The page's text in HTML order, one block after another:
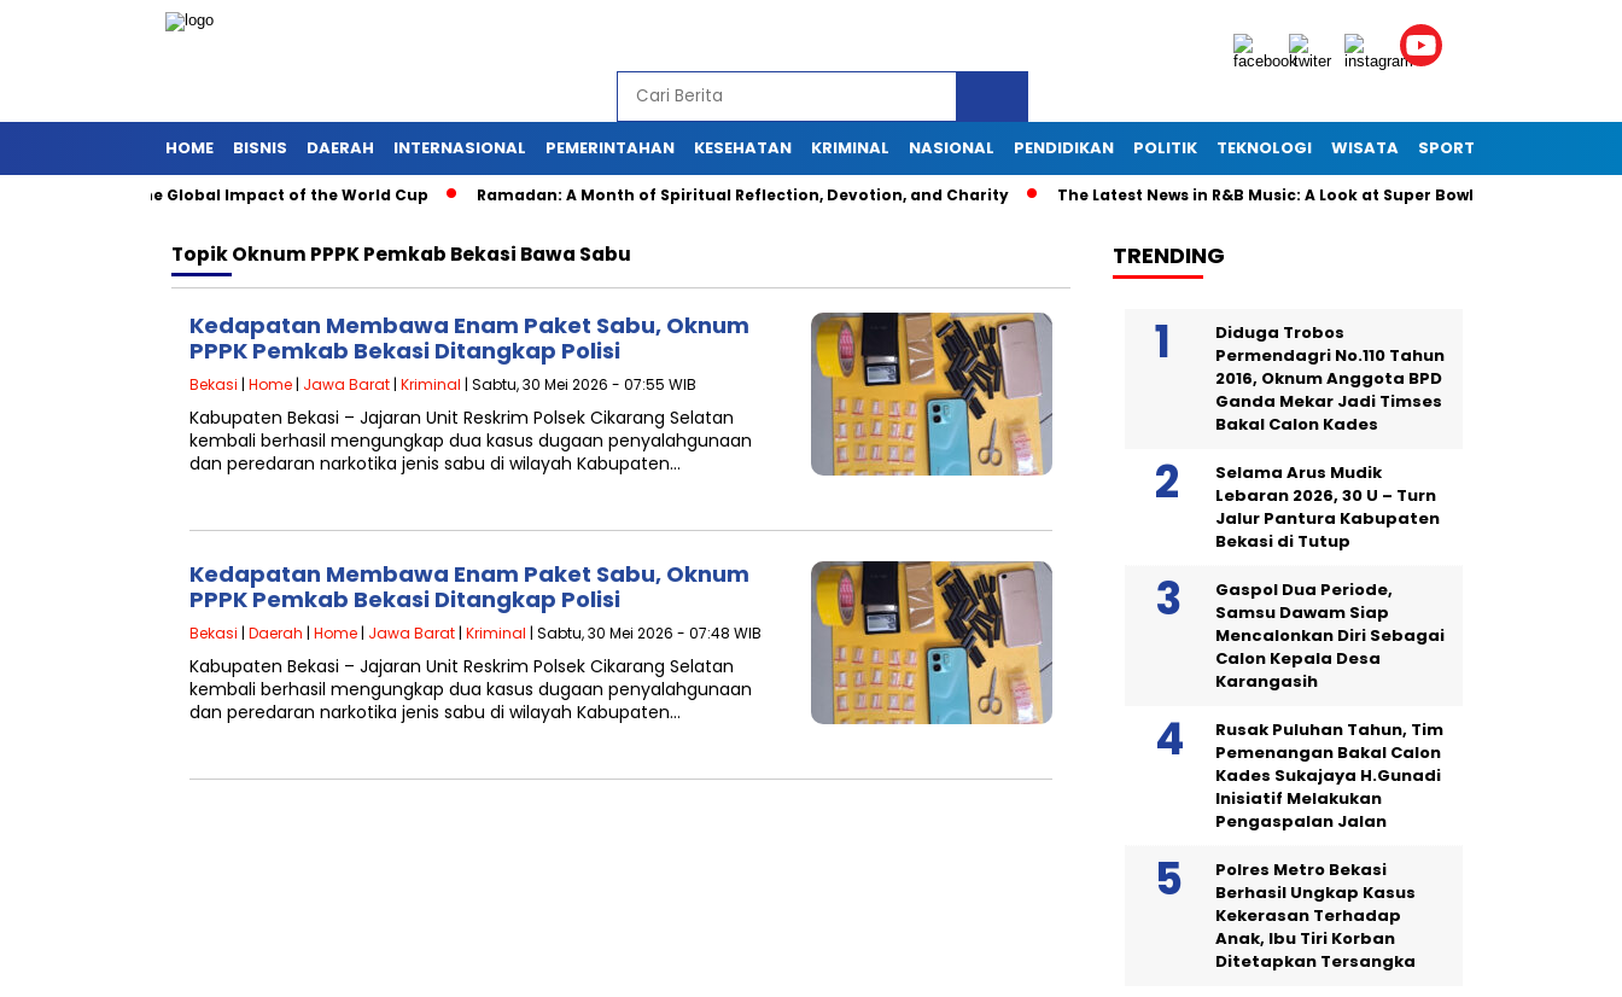
HOME BISNIS DAERAH INTERNASIONAL PEMERINTAHAN KESEHATAN KRIMINAL NASIONAL PENDIDIKAN POLITIK TEKNOLOGI WISATA SPORT
Soccer: The Global Impact of the World Cup Ramadan: A Month of Spiritual Reflection, Devotion, and Charity The Latest News in R&B Music: A Look at Super Bowl Performances,
TopikOknum PPPK Pemkab Bekasi Bawa Sabu
Kedapatan Membawa Enam Paket Sabu, Oknum
PPPK Pemkab Bekasi Ditangkap Polisi
Bekasi | Home | Jawa Barat | Kriminal | Sabtu, 30 Mei 2026 - 07:55 WIB
Kabupaten Bekasi – Jajaran Unit Reskrim Polsek Cikarang Selatan
kembali berhasil mengungkap dua kasus dugaan penyalahgunaan
dan peredaran narkotika jenis sabu di wilayah Kabupaten…
Kedapatan Membawa Enam Paket Sabu, Oknum
PPPK Pemkab Bekasi Ditangkap Polisi
Bekasi | Daerah | Home | Jawa Barat | Kriminal | Sabtu, 30 Mei 2026 - 07:48 WIB
Kabupaten Bekasi – Jajaran Unit Reskrim Polsek Cikarang Selatan
kembali berhasil mengungkap dua kasus dugaan penyalahgunaan
dan peredaran narkotika jenis sabu di wilayah Kabupaten…
TRENDING
Diduga Trobos
Permendagri No.110 Tahun
2016, Oknum Anggota BPD
Ganda Mekar Jadi Timses
Bakal Calon Kades
Selama Arus Mudik
Lebaran 2026, 30 U – Turn
Jalur Pantura Kabupaten
Bekasi di Tutup
Gaspol Dua Periode,
Samsu Dawam Siap
Mencalonkan Diri Sebagai
Calon Kepala Desa
Karangasih
Rusak Puluhan Tahun, Tim
Pemenangan Bakal Calon
Kades Sukajaya H.Gunadi
Inisiatif Melakukan
Pengaspalan Jalan
Polres Metro Bekasi
Berhasil Ungkap Kasus
Kekerasan Terhadap
Anak, Ibu Tiri Korban
Ditetapkan Tersangka